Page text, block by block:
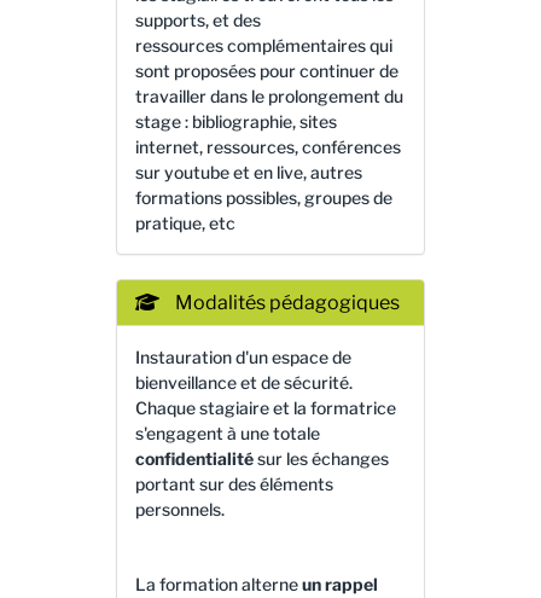
supports, et des
ressources complémentaires qui
sont proposées pour continuer de
travailler dans le prolongement du
stage : bibliographie, sites
internet, ressources, conférences
sur youtube et en live, autres
formations possibles, groupes de
pratique, etc
Modalités pédagogiques
Instauration d'un espace de
bienveillance et de sécurité.
Chaque stagiaire et la formatrice
s'engagent à une totale
confidentialitésur les échanges
portant sur des éléments
personnels.
La formation alterneun rappel